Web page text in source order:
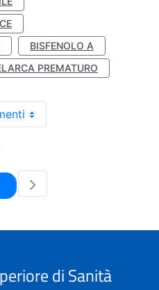
BISFENOLO A
PREMATURO
Pagina
di Sanità